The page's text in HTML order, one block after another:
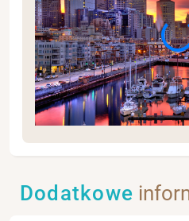
Seattle położone nad
Warto odwiedzić słynne
Dodatkowe